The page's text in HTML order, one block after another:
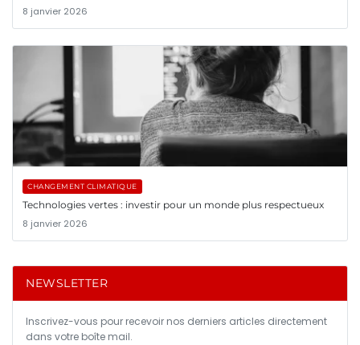
8 janvier 2026
CHANGEMENT CLIMATIQUE
Technologies vertes : investir pour un monde plus respectueux
8 janvier 2026
NEWSLETTER
Inscrivez-vous pour recevoir nos derniers articles directement
dans votre boîte mail.